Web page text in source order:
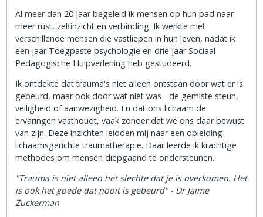
Al meer dan 20 jaar begeleid ik mensen op hun pad naar
meer rust, zelfinzicht en verbinding. Ik werkte met
verschillende mensen die vastliepen in hun leven, nadat ik
een jaar Toegpaste psychologie en drie jaar Sociaal
Pedagogische Hulpverlening heb gestudeerd.
Ik ontdekte dat trauma's niet alleen ontstaan door wat er is
gebeurd, maar ook door wat níét was - de gemiste steun,
veiligheid of aanwezigheid. En dat ons lichaam de
ervaringen vasthoudt, vaak zonder dat we ons daar bewust
van zijn. Deze inzichten leidden mij naar een opleiding
lichaamsgerichte traumatherapie. Daar leerde ik krachtige
methodes om mensen diepgaand te ondersteunen.
"Trauma is niet alleen het slechte dat je is overkomen. Het
is ook het goede dat nooit is gebeurd" - Dr Jaime
Zuckerman